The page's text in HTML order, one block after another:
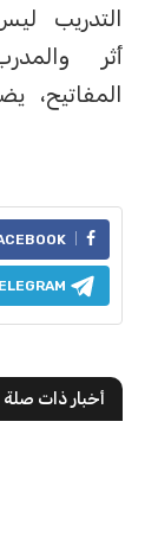
التدريب
أثر
المفاتيح،
أخبار ذات صلة